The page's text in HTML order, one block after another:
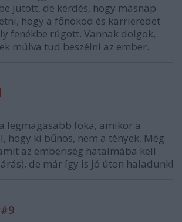
jutott, de kérdés, hogy másnap
hogy a főnököd és karrieredet
fenékbe rúgott. Vannak dolgok,
múlva tud beszélni az ember.
legmagasabb foka, amikor a
hogy ki bűnös, nem a tények. Még
az emberiség hatalmába kell
de már így is jó úton haladunk!